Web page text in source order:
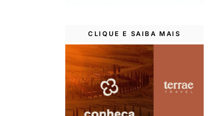
CLIQUE E SAIBA MAIS